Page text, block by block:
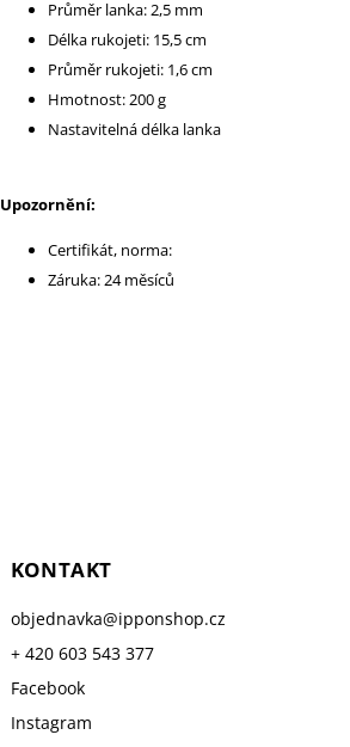
Průměr lanka: 2,5 mm
Délka rukojeti: 15,5 cm
Průměr rukojeti: 1,6 cm
Hmotnost: 200 g
Nastavitelná délka lanka
Upozornění:
Certifikát, norma:
Záruka: 24 měsíců
KONTAKT
objednavka@ipponshop.cz
+ 420 603 543 377
Facebook
Instagram